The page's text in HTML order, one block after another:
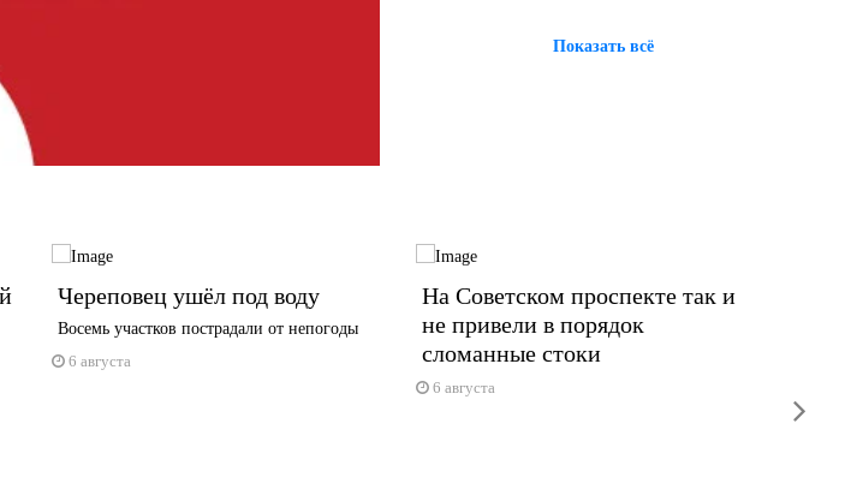
Показать всё
Череповец ушёл под воду
Восемь участков пострадали от непогоды
6 августа
На Советском проспекте так и
не привели в порядок
сломанные стоки
6 августа
6